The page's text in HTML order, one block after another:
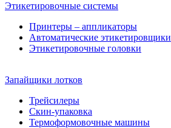
Этикетировочные системы
Принтеры – аппликаторы
Автоматические этикетировщики
Этикетировочные головки
Запайщики лотков
Трейсилеры
Скин-упаковка
Термоформовочные машины